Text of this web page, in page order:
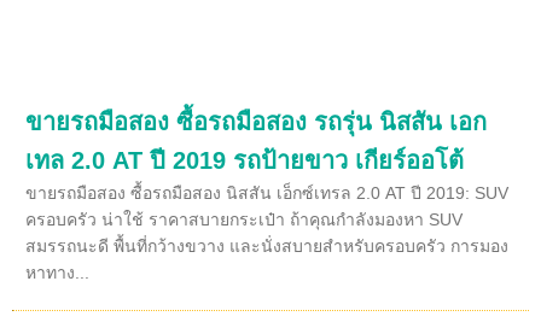
ขายรถมือสอง ซื้อรถมือสอง รถรุ่น นิสสัน เอก
เทล 2.0 AT ปี 2019 รถป้ายขาว เกียร์ออโต้
ขายรถมือสอง ซื้อรถมือสอง นิสสัน เอ็กซ์เทรล 2.0 AT ปี 2019: SUV
ครอบครัว น่าใช้ ราคาสบายกระเป๋า ถ้าคุณกำลังมองหา SUV
สมรรถนะดี พื้นที่กว้างขวาง และนั่งสบายสำหรับครอบครัว การมอง
หาทาง...